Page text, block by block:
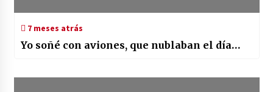
7 meses atrás
Yo soñé con aviones, que nublaban el día…